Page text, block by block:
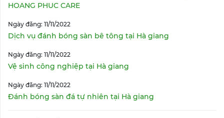
HOANG PHUC CARE
Ngày đăng: 11/11/2022
Dịch vụ đánh bóng sàn bê tông tại Hà giang
Ngày đăng: 11/11/2022
Vệ sinh công nghiệp tại Hà giang
Ngày đăng: 11/11/2022
Đánh bóng sàn đá tự nhiên tại Hà giang